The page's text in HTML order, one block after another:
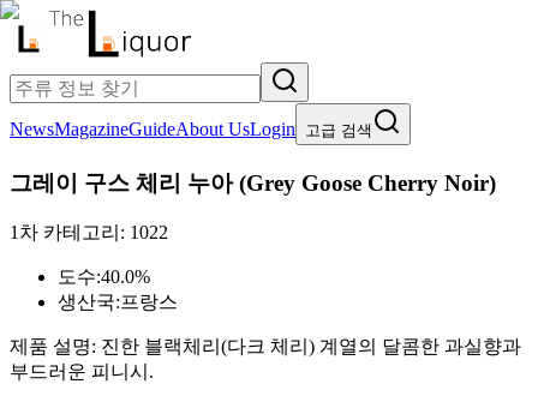
NewsMagazineGuideAbout UsLogin 고급 검색
그레이 구스 체리 누아(Grey Goose Cherry Noir)
1차 카테고리: 1022
도수:40.0%
생산국:프랑스
제품 설명: 진한 블랙체리(다크 체리) 계열의 달콤한 과실향과
부드러운 피니시.